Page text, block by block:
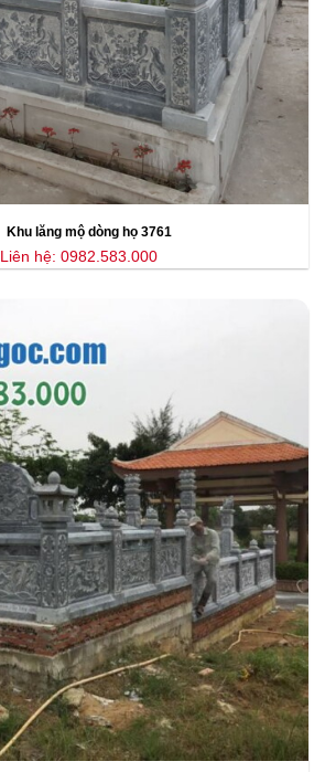
Khu lăng mộ dòng họ 3761
Liên hệ: 0982.583.000